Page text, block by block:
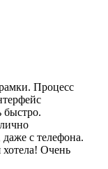
Процесс
быстро.
с телефона.
Очень